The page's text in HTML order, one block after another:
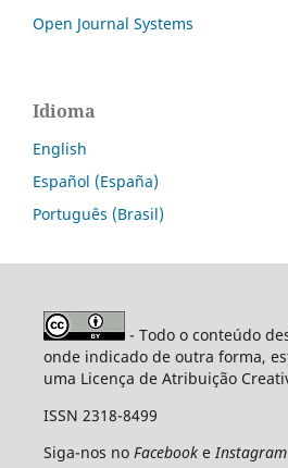
Open Journal Systems
Idioma
English
Español (España)
Português (Brasil)
- Todo o conteúdo
onde indicado de outra forma,
uma Licença de Atribuição
ISSN 2318-8499
Siga-nos no Facebook eInstagram